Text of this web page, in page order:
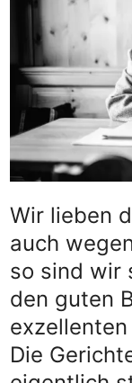
Wir lieben
auch
so sind wir
den guten
Die